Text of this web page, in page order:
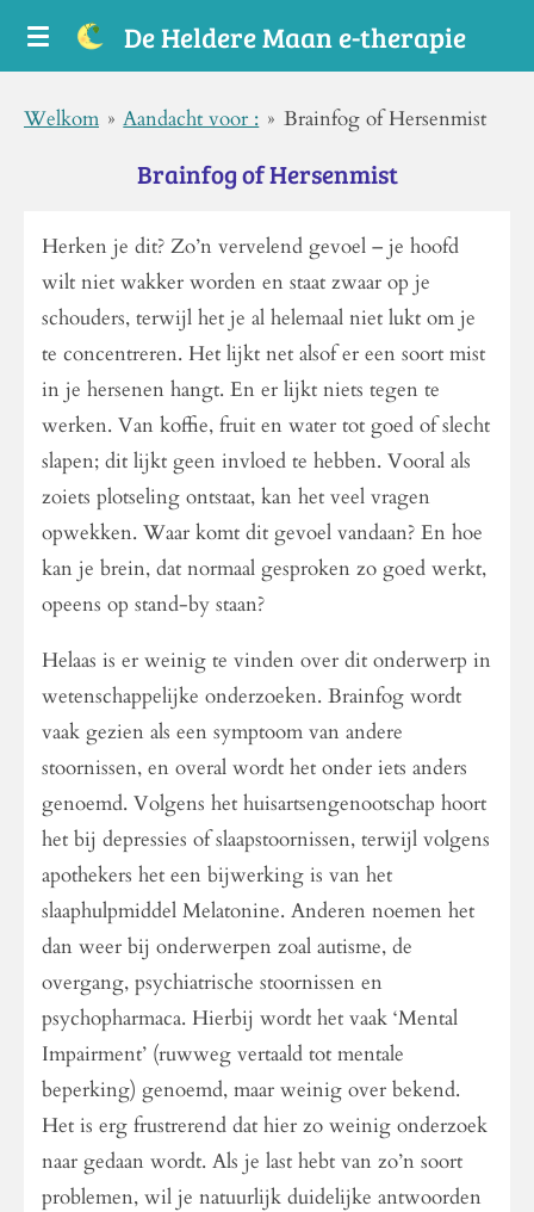
Ga
de
DeHeldereMaan e-therapie
Welkom » Aandacht voor : » Brainfog of Hersenmist
Brainfog of Hersenmist
Herken je dit? Zo’n vervelend gevoel – je hoofd
wilt niet wakker worden en staat zwaar op je
schouders, terwijl het je al helemaal niet lukt om je
te concentreren. Het lijkt net alsof er een soort mist
in je hersenen hangt. En er lijkt niets tegen te
werken. Van koffie, fruit en water tot goed of slecht
slapen; dit lijkt geen invloed te hebben. Vooral als
zoiets plotseling ontstaat, kan het veel vragen
opwekken. Waar komt dit gevoel vandaan? En hoe
kan je brein, dat normaal gesproken zo goed werkt,
opeens op stand-by staan?
Helaas is er weinig te vinden over dit onderwerp in
wetenschappelijke onderzoeken. Brainfog wordt
vaak gezien als een symptoom van andere
stoornissen, en overal wordt het onder iets anders
genoemd. Volgens het huisartsengenootschap hoort
het bij depressies of slaapstoornissen, terwijl volgens
apothekers het een bijwerking is van het
slaaphulpmiddel Melatonine. Anderen noemen het
dan weer bij onderwerpen zoal autisme, de
overgang, psychiatrische stoornissen en
psychopharmaca. Hierbij wordt het vaak ‘Mental
Impairment’ (ruwweg vertaald tot mentale
beperking) genoemd, maar weinig over bekend.
Het is erg frustrerend dat hier zo weinig onderzoek
naar gedaan wordt. Als je last hebt van zo’n soort
problemen, wil je natuurlijk duidelijke antwoorden